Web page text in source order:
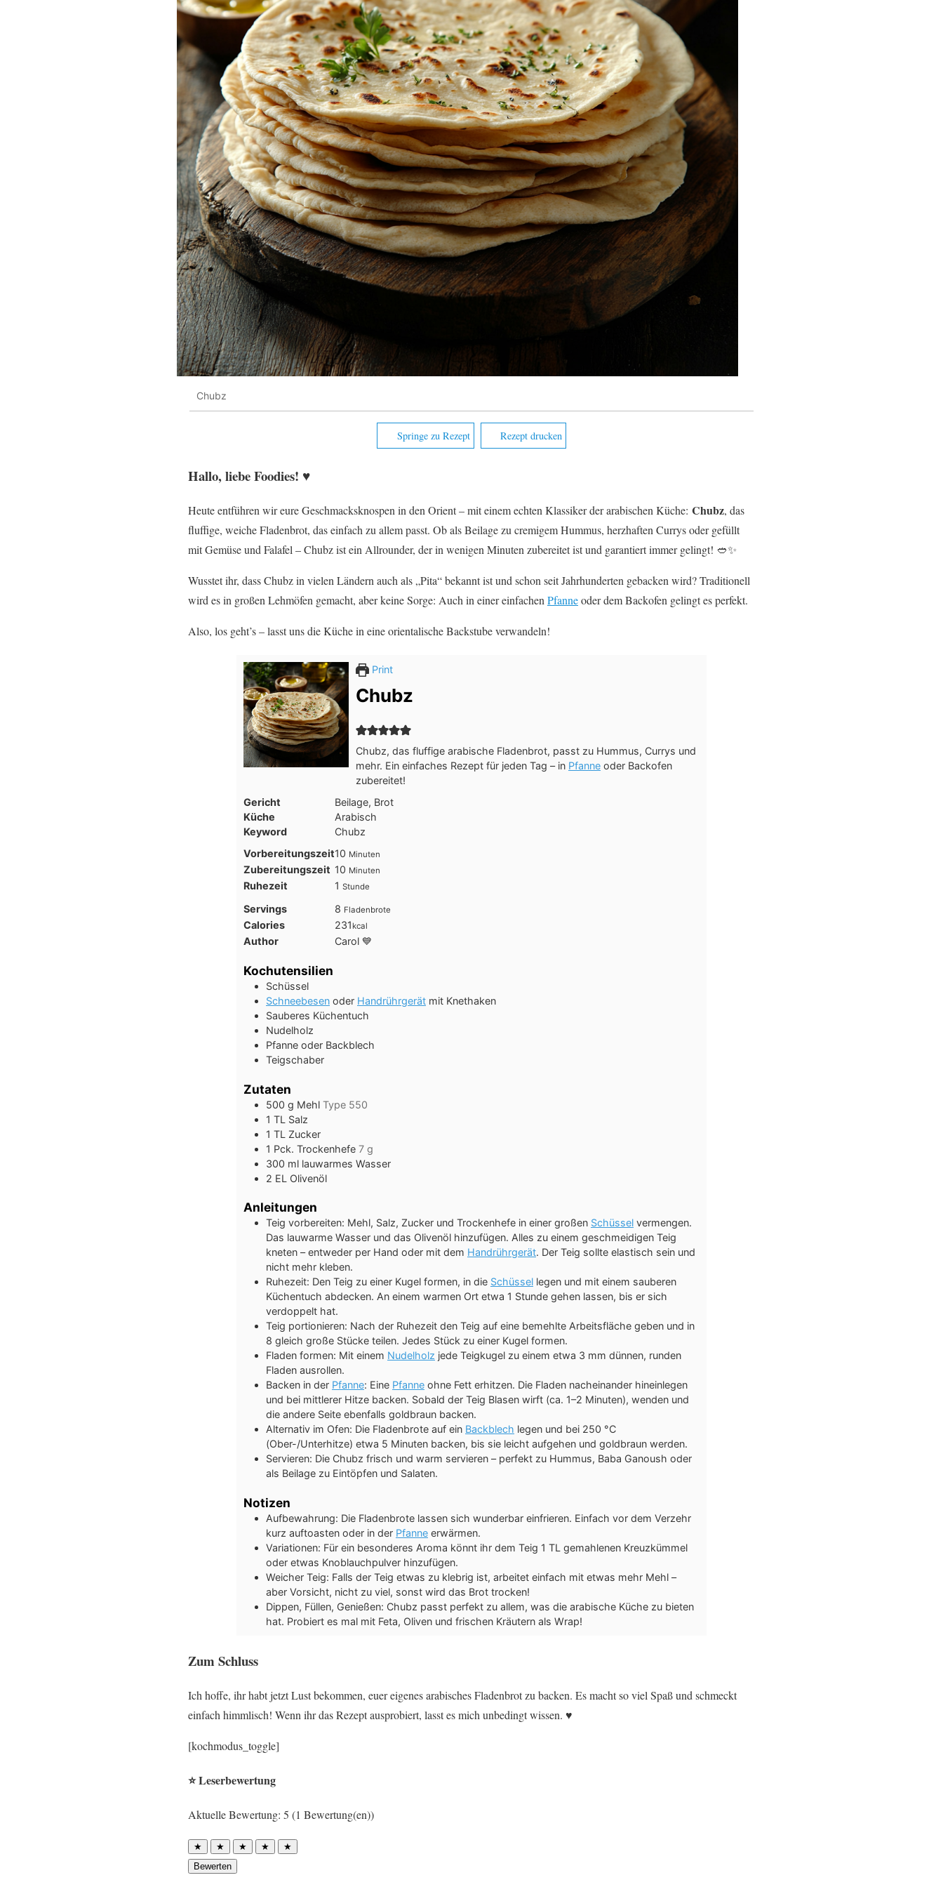
Chubz
Springe zu Rezept Rezept drucken
Hallo, liebe Foodies! ♥︎
Heute entführen wir eure Geschmacksknospen in den Orient – mit einem echten Klassiker der arabischen Küche: Chubz, das
fluffige, weiche Fladenbrot, das einfach zu allem passt. Ob als Beilage zu cremigem Hummus, herzhaften Currys oder gefüllt
mit Gemüse und Falafel – Chubz ist ein Allrounder, der in wenigen Minuten zubereitet ist und garantiert immer gelingt! 🥙✨
Wusstet ihr, dass Chubz in vielen Ländern auch als „Pita“ bekannt ist und schon seit Jahrhunderten gebacken wird? Traditionell
wird es in großen Lehmöfen gemacht, aber keine Sorge: Auch in einer einfachen Pfanneoder dem Backofen gelingt es perfekt.
Also, los geht’s – lasst uns die Küche in eine orientalische Backstube verwandeln!
Print
Chubz
Chubz, das fluffige arabische Fladenbrot, passt zu Hummus, Currys und
mehr. Ein einfaches Rezept für jeden Tag – in Pfanne oder Backofen
zubereitet!
Gericht
Beilage, Brot
Küche
Arabisch
Keyword
Chubz
Vorbereitungszeit10 Minuten
Minuten
Zubereitungszeit 10 Minuten
Minuten
Ruhezeit 1 Stunde
Stunde
Servings 8 Fladenbrote
Calories 231 kcal
Author Carol 💙
Kochutensilien
Schüssel
Schneebesen oder Handrührgerät mit Knethaken
Sauberes Küchentuch
Nudelholz
Pfanne oder Backblech
Teigschaber
Zutaten
500 g Mehl Type 550
1 TL Salz
1 TL Zucker
1 Pck. Trockenhefe 7 g
300 ml lauwarmes Wasser
2 EL Olivenöl
Anleitungen
Teig vorbereiten: Mehl, Salz, Zucker und Trockenhefe in einer großen Schüssel vermengen.
Das lauwarme Wasser und das Olivenöl hinzufügen. Alles zu einem geschmeidigen Teig
kneten – entweder per Hand oder mit dem Handrührgerät. Der Teig sollte elastisch sein und
nicht mehr kleben.
Ruhezeit: Den Teig zu einer Kugel formen, in die Schüssel legen und mit einem sauberen
Küchentuch abdecken. An einem warmen Ort etwa 1 Stunde gehen lassen, bis er sich
verdoppelt hat.
Teig portionieren: Nach der Ruhezeit den Teig auf eine bemehlte Arbeitsfläche geben und in
8 gleich große Stücke teilen. Jedes Stück zu einer Kugel formen.
Fladen formen: Mit einem Nudelholz jede Teigkugel zu einem etwa 3 mm dünnen, runden
Fladen ausrollen.
Backen in der Pfanne: Eine Pfanne ohne Fett erhitzen. Die Fladen nacheinander hineinlegen
und bei mittlerer Hitze backen. Sobald der Teig Blasen wirft (ca. 1–2 Minuten), wenden und
die andere Seite ebenfalls goldbraun backen.
Alternativ im Ofen: Die Fladenbrote auf ein Backblech legen und bei 250 °C
(Ober-/Unterhitze) etwa 5 Minuten backen, bis sie leicht aufgehen und goldbraun werden.
Servieren: Die Chubz frisch und warm servieren – perfekt zu Hummus, Baba Ganoush oder
als Beilage zu Eintöpfen und Salaten.
Notizen
Aufbewahrung: Die Fladenbrote lassen sich wunderbar einfrieren. Einfach vor dem Verzehr
kurz auftoasten oder in der Pfanne erwärmen.
Variationen: Für ein besonderes Aroma könnt ihr dem Teig 1 TL gemahlenen Kreuzkümmel
oder etwas Knoblauchpulver hinzufügen.
Weicher Teig: Falls der Teig etwas zu klebrig ist, arbeitet einfach mit etwas mehr Mehl –
aber Vorsicht, nicht zu viel, sonst wird das Brot trocken!
Dippen, Füllen, Genießen: Chubz passt perfekt zu allem, was die arabische Küche zu bieten
hat. Probiert es mal mit Feta, Oliven und frischen Kräutern als Wrap!
Zum Schluss
Ich hoffe, ihr habt jetzt Lust bekommen, euer eigenes arabisches Fladenbrot zu backen. Es macht so viel Spaß und schmeckt
einfach himmlisch! Wenn ihr das Rezept ausprobiert, lasst es mich unbedingt wissen. ♥︎
[kochmodus_toggle]
⭐ Leserbewertung
Aktuelle Bewertung: 5 (1 Bewertung(en))
★ ★ ★ ★
★
Bewerten